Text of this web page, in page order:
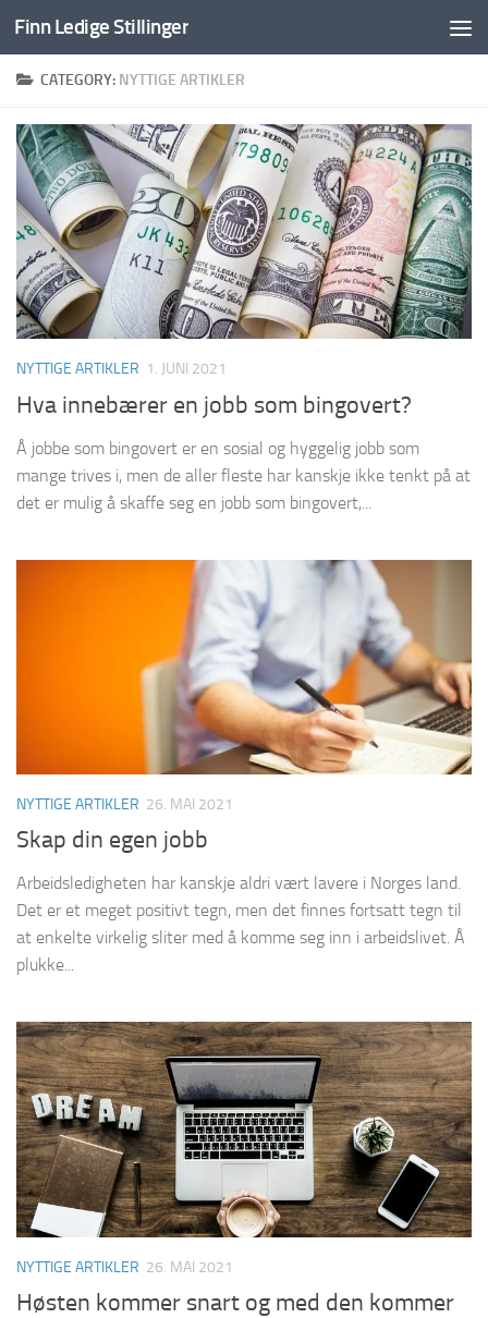
Skip to content
Finn Ledige Stillinger
CATEGORY: NYTTIGE ARTIKLER
NYTTIGE ARTIKLER 1. JUNI 2021
Hva innebærer en jobb som bingovert?
Å jobbe som bingovert er en sosial og hyggelig jobb som
mange trives i, men de aller fleste har kanskje ikke tenkt på at
det er mulig å skaffe seg en jobb som bingovert,...
NYTTIGE ARTIKLER 26. MAI 2021
Skap din egen jobb
Arbeidsledigheten har kanskje aldri vært lavere i Norges land.
Det er et meget positivt tegn, men det finnes fortsatt tegn til
at enkelte virkelig sliter med å komme seg inn i arbeidslivet. Å
plukke...
NYTTIGE ARTIKLER 26. MAI 2021
Høsten kommer snart og med den kommer